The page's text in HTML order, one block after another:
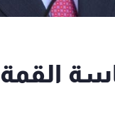
القمة